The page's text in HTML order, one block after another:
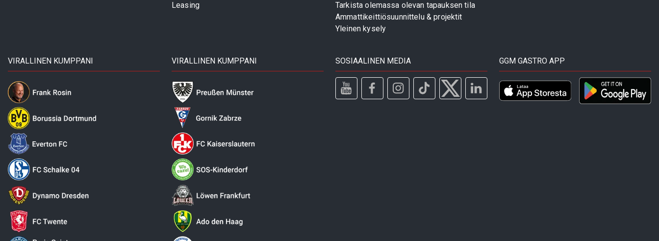
Leasing
Tarkista olemassa olevan tapauksen tila
Ammattikeittiösuunnittelu & projektit
Yleinen kysely
VIRALLINEN KUMPPANI VIRALLINEN KUMPPANI SOSIAALINEN MEDIA GGM GASTRO APP